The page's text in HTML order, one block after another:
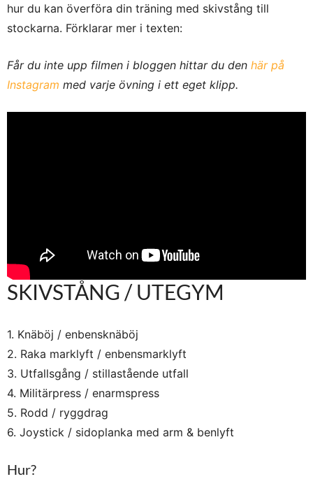
hur du kan överföra din träning med skivstång till
stockarna. Förklarar mer i texten:
Får du inte upp filmen i bloggen hittar du den här på
Instagram med varje övning i ett eget klipp.
SKIVSTÅNG / UTEGYM
1. Knäböj / enbensknäböj
2. Raka marklyft / enbensmarklyft
3. Utfallsgång / stillastående utfall
4. Militärpress / enarmspress
5. Rodd / ryggdrag
6. Joystick / sidoplanka med arm & benlyft
Hur?